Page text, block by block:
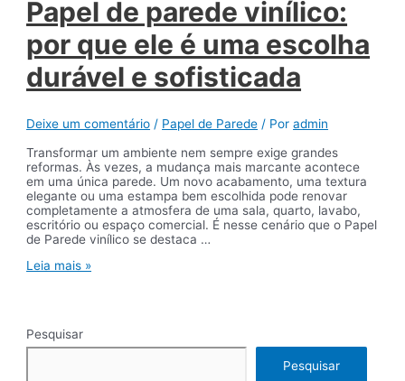
e
persianas
Papel de parede vinílico:
por que ele é uma escolha
durável e sofisticada
Deixe um comentário / Papel de Parede / Poradmin
Transformar um ambiente nem sempre exige grandes
reformas. Às vezes, a mudança mais marcante acontece
em uma única parede. Um novo acabamento, uma textura
elegante ou uma estampa bem escolhida pode renovar
completamente a atmosfera de uma sala, quarto, lavabo,
escritório ou espaço comercial. É nesse cenário que o Papel
de Parede vinílico se destaca …
Papel
que
ele
Leia mais »
Pesquisar
Pesquisar